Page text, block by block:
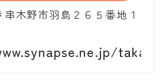
木野市羽島２６５番地１
taka1/